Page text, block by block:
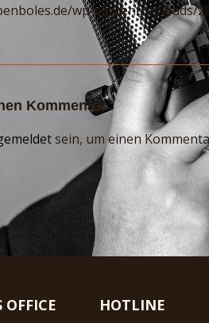
wp-content/uploads/
Kommentar
sein, um einen
OFFICE HOTLINE